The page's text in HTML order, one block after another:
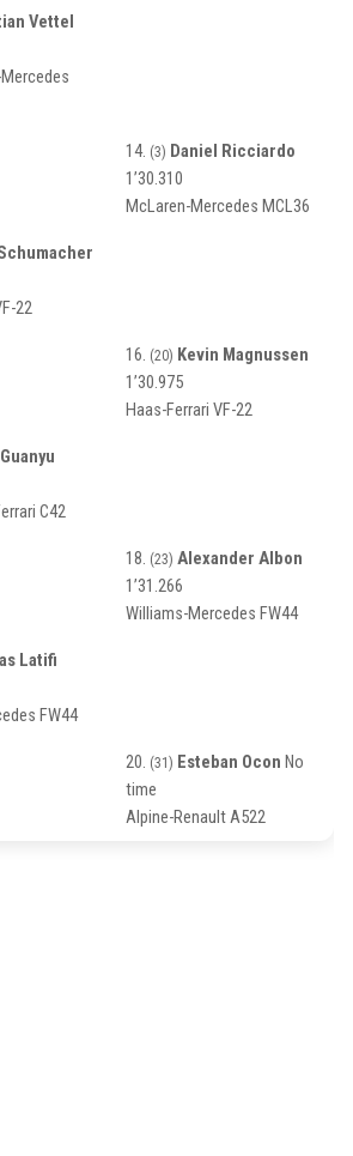
Vettel
14. (3) Daniel Ricciardo
1’30.310
McLaren-Mercedes MCL36
22
16. (20) Kevin Magnussen
1’30.975
Haas-Ferrari VF-22
C42
18. (23) Alexander Albon
1’31.266
Williams-Mercedes FW44
Latifi
FW44
20. (31) Esteban Ocon No
time
Alpine-Renault A522